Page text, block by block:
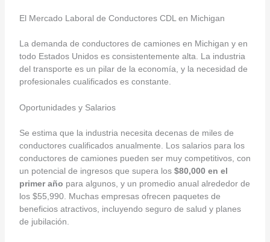
El Mercado Laboral de Conductores CDL en Michigan
La demanda de conductores de camiones en Michigan y en
todo Estados Unidos es consistentemente alta. La industria
del transporte es un pilar de la economía, y la necesidad de
profesionales cualificados es constante.
Oportunidades y Salarios
Se estima que la industria necesita decenas de miles de
conductores cualificados anualmente. Los salarios para los
conductores de camiones pueden ser muy competitivos, con
un potencial de ingresos que supera los $80,000 en el
primer año para algunos, y un promedio anual alrededor de
los $55,990. Muchas empresas ofrecen paquetes de
beneficios atractivos, incluyendo seguro de salud y planes
de jubilación.